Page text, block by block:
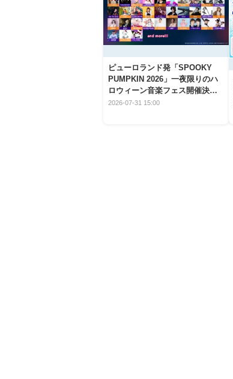
ピューロランド発「SPOOKY
PUMPKIN 2026」一夜限りのハ
ロウィーン音楽フェス開催決
定！
2026-07-31 15:00